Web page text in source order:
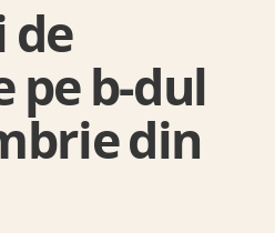
de
pe b-dul
din